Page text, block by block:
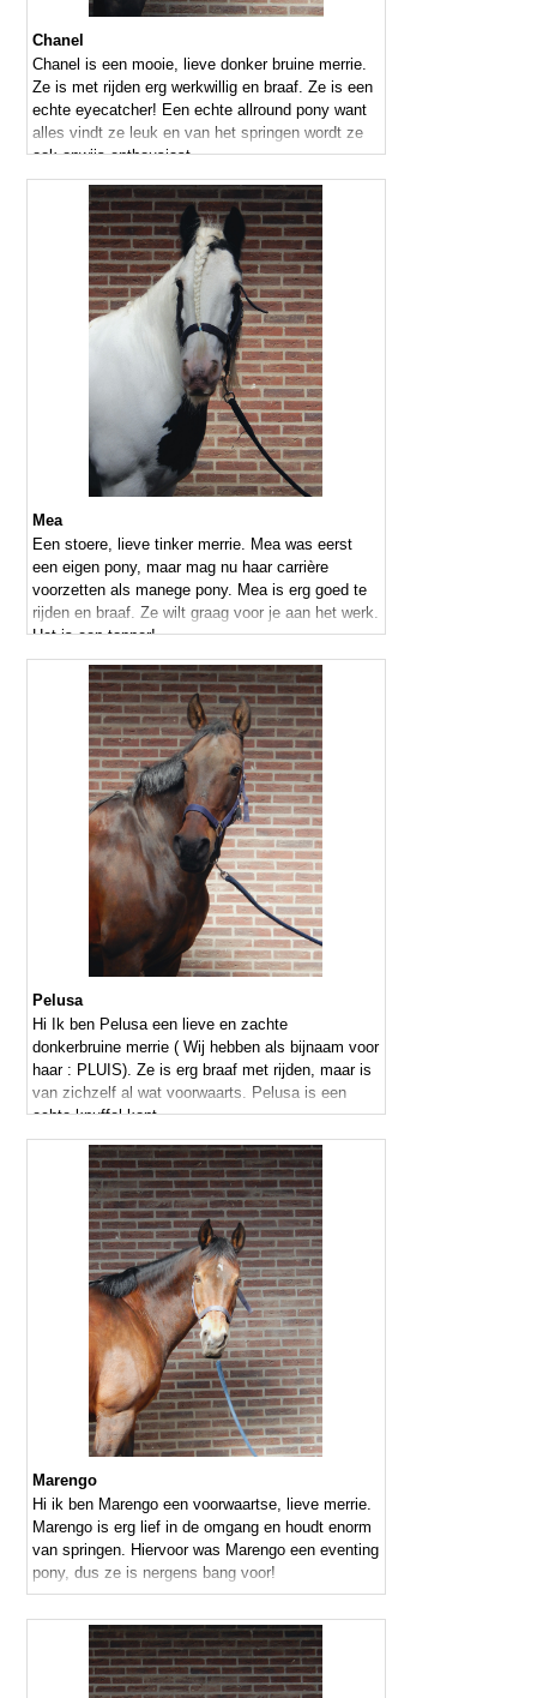
Chanel
Chanel is een mooie, lieve donker bruine merrie.
Ze is met rijden erg werkwillig en braaf. Ze is een
echte eyecatcher! Een echte allround pony want
alles vindt ze leuk en van het springen wordt ze
ook onwijs enthousiast.
Mea
Een stoere, lieve tinker merrie. Mea was eerst
een eigen pony, maar mag nu haar carrière
voorzetten als manege pony. Mea is erg goed te
rijden en braaf. Ze wilt graag voor je aan het werk.
Het is een topper!
Pelusa
Hi Ik ben Pelusa een lieve en zachte
donkerbruine merrie ( Wij hebben als bijnaam voor
haar : PLUIS). Ze is erg braaf met rijden, maar is
van zichzelf al wat voorwaarts. Pelusa is een
echte knuffel kont.
Marengo
Hi ik ben Marengo een voorwaartse, lieve merrie.
Marengo is erg lief in de omgang en houdt enorm
van springen. Hiervoor was Marengo een eventing
pony, dus ze is nergens bang voor!